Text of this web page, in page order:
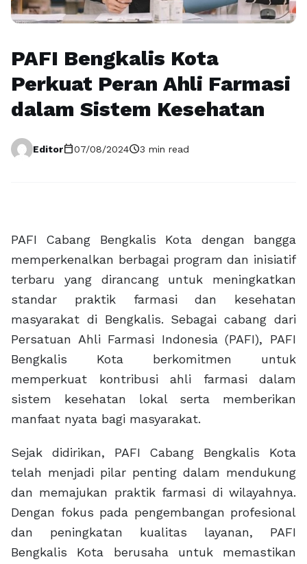
PAFI Bengkalis Kota
Perkuat Peran Ahli Farmasi
dalam Sistem Kesehatan
Editorcalendar_today07/08/2024schedule3 min read
PAFI Cabang Bengkalis Kota dengan bangga
memperkenalkan berbagai program dan inisiatif
terbaru yang dirancang untuk meningkatkan
standar praktik farmasi dan kesehatan
masyarakat di Bengkalis. Sebagai cabang dari
Persatuan Ahli Farmasi Indonesia (PAFI), PAFI
Bengkalis Kota berkomitmen untuk
memperkuat kontribusi ahli farmasi dalam
sistem kesehatan lokal serta memberikan
manfaat nyata bagi masyarakat.
Sejak didirikan, PAFI Cabang Bengkalis Kota
telah menjadi pilar penting dalam mendukung
dan memajukan praktik farmasi di wilayahnya.
Dengan fokus pada pengembangan profesional
dan peningkatan kualitas layanan, PAFI
Bengkalis Kota berusaha untuk memastikan